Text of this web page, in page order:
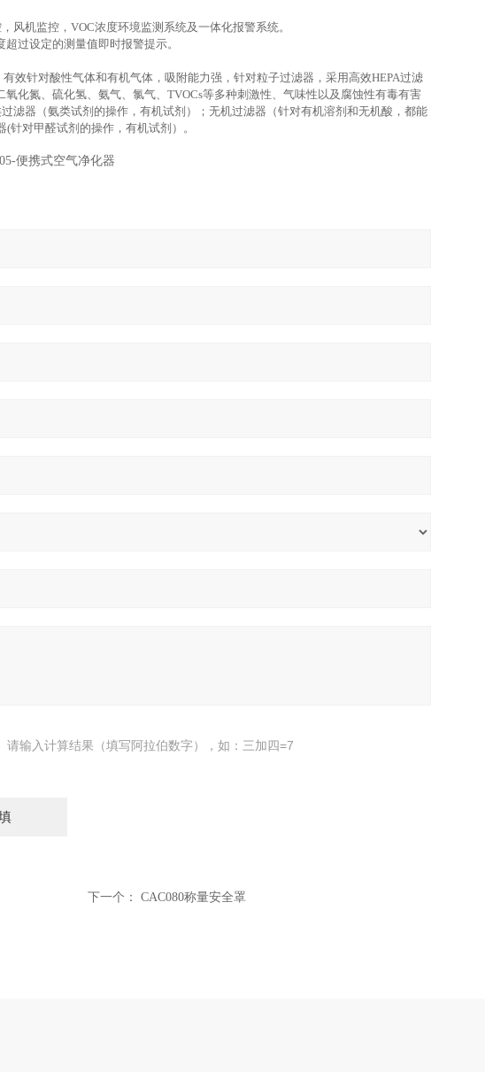
风机监控， VOC浓度环境监测系统及一体化报警系统。
过设定的测量值即时报警提示。
效针对酸性气体和有机气体，吸附能力强，针对粒子过滤器，采用高效HEPA过滤
化氮、硫化氢、氨气、氯气、TVOCs等多种刺激性、气味性以及腐蚀性有毒有害
滤器（氨类试剂的操作，有机试剂）；无机过滤器（针对有机溶剂和无机酸，都能
针对甲醛试剂的操作，有机试剂）。
请输入计算结果（填写阿拉伯数字），如：三加四=7
下一个： CAC080称量安全罩